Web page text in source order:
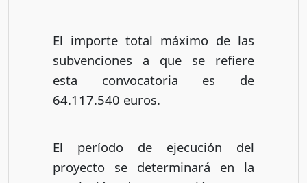
El importe total máximo de las
subvenciones a que se refiere
esta convocatoria es de
64.117.540 euros.
El período de ejecución del
proyecto se determinará en la